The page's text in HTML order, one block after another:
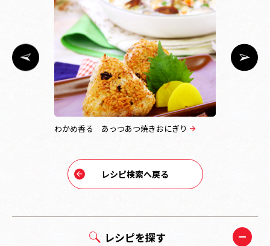
レシピを探す
わかめ香る あっつあつ焼きおにぎり
レシピ検索へ戻る